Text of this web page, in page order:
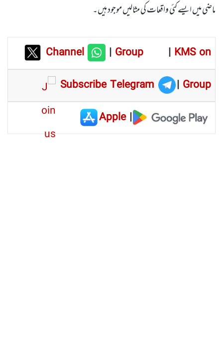
ماضی میں ایسے کئی واقعات کی مثالیں موجود ہیں۔
Channel |Group | KMS on
Subscribe Telegram
| Group
|
Apple